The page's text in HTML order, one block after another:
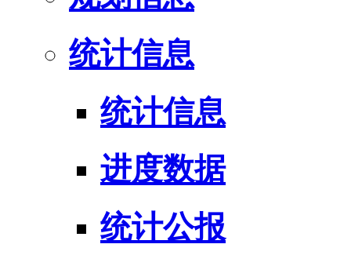
统计信息
统计信息
进度数据
统计公报